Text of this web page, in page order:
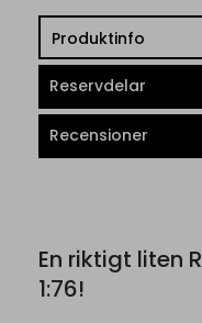
Produktinfo
En riktigt liten
1:76!
Reservdelar
Recensioner